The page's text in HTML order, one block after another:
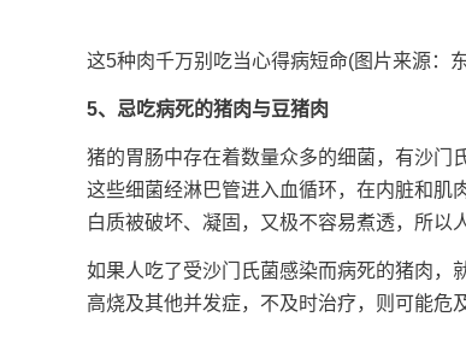
这5种肉千万别吃当心得病短命(图片来源：
5、忌吃病死的猪肉与豆猪肉
猪的胃肠中存在着数量众多的细菌，有沙门
这些细菌经淋巴管进入血循环，在内脏和肌
白质被破坏、凝固，又极不容易煮透，所以
如果人吃了受沙门氏菌感染而病死的猪肉，
高烧及其他并发症，不及时治疗，则可能危